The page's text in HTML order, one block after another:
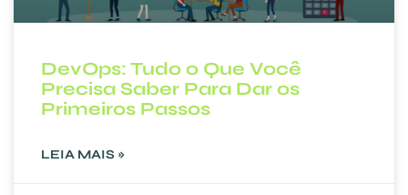
DevOps: Tudo o Que Você
Precisa Saber Para Dar os
Primeiros Passos
LEIA MAIS »